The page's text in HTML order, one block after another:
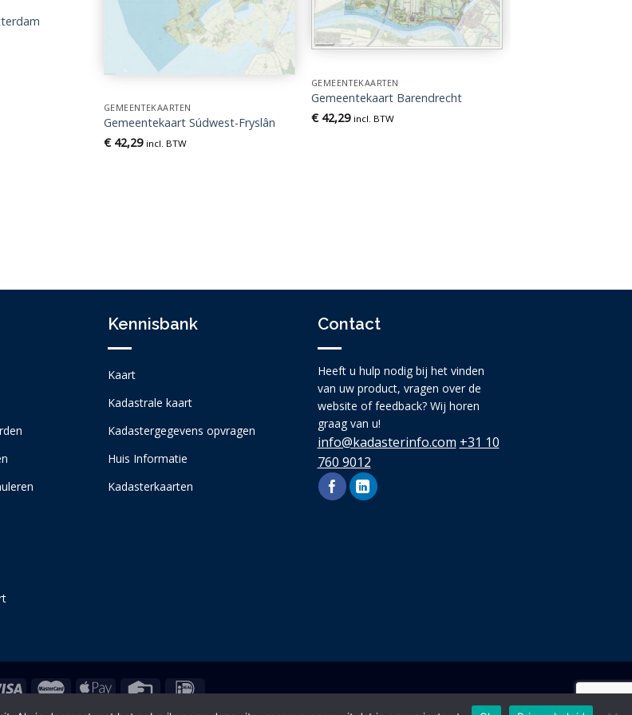
GEMEENTEKAARTEN
Gemeentekaart Súdwest-Fryslân
€42,29 incl. BTW
GEMEENTEKAARTEN
Gemeentekaart Barendrecht
€42,29 incl. BTW
Kennisbank
Kaart
Kadastrale kaart
Kadastergegevens opvragen
Huis Informatie
Kadasterkaarten
Contact
Heeft u hulp nodig bij het vinden
van uw product, vragen over de
website of feedback? Wij horen
graag van u!
info@kadasterinfo.com +31 10
760 9012